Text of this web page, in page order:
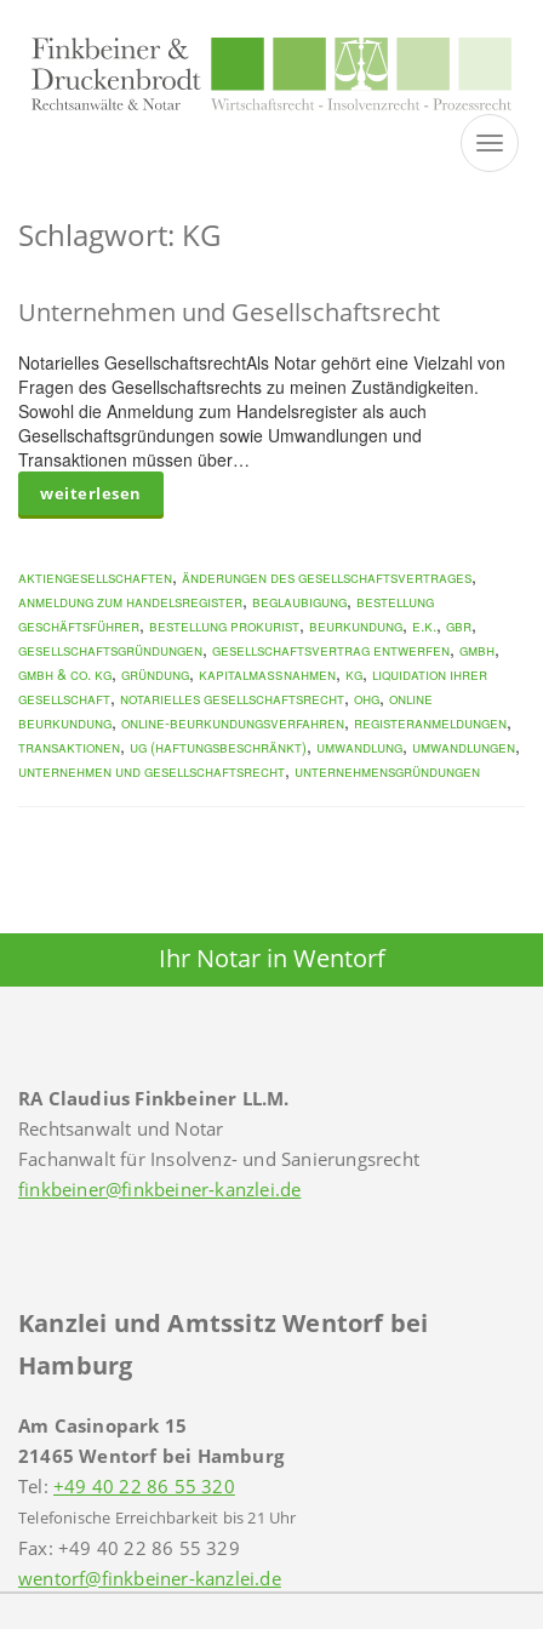
Schlagwort: KG
Unternehmen und Gesellschaftsrecht
Notarielles GesellschaftsrechtAls Notar gehört eine Vielzahl von
Fragen des Gesellschaftsrechts zu meinen Zuständigkeiten.
Sowohl die Anmeldung zum Handelsregister als auch
Gesellschaftsgründungen sowie Umwandlungen und
Transaktionen müssen über…
weiterlesen
Aktiengesellschaften, Änderungen des Gesellschaftsvertrages,
Anmeldung zum Handelsregister, Beglaubigung, Bestellung
Geschäftsführer, Bestellung Prokurist, Beurkundung, e.K., GbR,
Gesellschaftsgründungen, Gesellschaftsvertrag entwerfen, GmbH,
GmbH & Co. KG, Gründung, Kapitalmaßnahmen, KG, Liquidation Ihrer
Gesellschaft, Notarielles Gesellschaftsrecht, oHG, Online
Beurkundung, Online-Beurkundungsverfahren, Registeranmeldungen,
Transaktionen, UG (haftungsbeschränkt), Umwandlung, Umwandlungen,
Unternehmen und Gesellschaftsrecht, Unternehmensgründungen
Ihr Notar in Wentorf
RA Claudius Finkbeiner LL.M.
Rechtsanwalt und Notar
Fachanwalt für Insolvenz- und Sanierungsrecht
finkbeiner@finkbeiner-kanzlei.de
Kanzlei und Amtssitz Wentorf bei
Hamburg
Am Casinopark 15
21465 Wentorf bei Hamburg
Tel: +49 40 22 86 55 320
Telefonische Erreichbarkeit bis 21 Uhr
Fax: +49 40 22 86 55 329
wentorf@finkbeiner-kanzlei.de